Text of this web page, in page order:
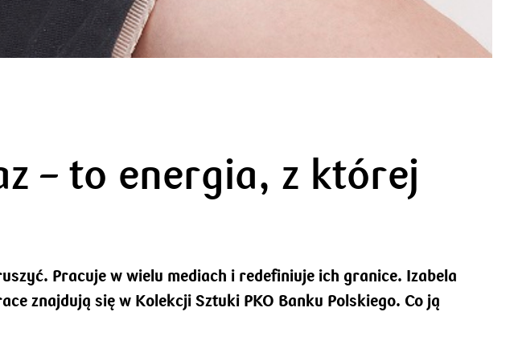
– to energia, z której
Pracuje w wielu mediach i redefiniuje ich granice. Izabela
znajdują się w Kolekcji Sztuki PKO Banku Polskiego. Co ją